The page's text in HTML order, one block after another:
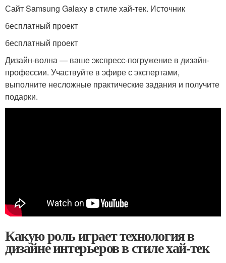
Сайт Samsung Galaxy в стиле хай-тек. Источник
бесплатный проект
бесплатный проект
Дизайн-волна — ваше экспресс-погружение в дизайн-
профессии. Участвуйте в эфире с экспертами,
выполните несложные практические задания и получите
подарки.
Какую роль играет технология в
дизайне интерьеров в стиле хай-тек